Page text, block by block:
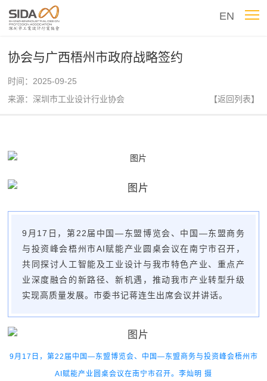
EN
协会与广西梧州市政府战略签约
时间：2025-09-25
来源：深圳市工业设计行业协会
【返回列表】
9月17日，第22届中国—东盟博览会、中国—东盟商务
与投资峰会梧州市AI赋能产业圆桌会议在南宁市召开，
共同探讨人工智能及工业设计与我市特色产业、重点产
业深度融合的新路径、新机遇，推动我市产业转型升级
实现高质量发展。市委书记蒋连生出席会议并讲话。
9月17日，第22届中国—东盟博览会、中国—东盟商务与投资峰会梧州市
AI赋能产业圆桌会议在南宁市召开。李灿明 摄